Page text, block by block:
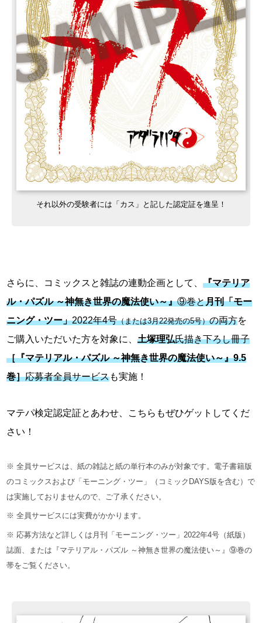
それ以外の受験者には「カス」と記した認定証を進呈！
さらに、コミックスと雑誌の連動企画として、『マテリア
ル・パズル ～神無き世界の魔法使い～』⑨巻と月刊「モー
ニング・ツー」2022年4号（または3月22発売の5号）の両方を
ご購入いただいた方を対象に、土塚理弘氏描き下ろし冊子
［『マテリアル・パズル ～神無き世界の魔法使い～』9.5
巻］応募者全員サービスも実施！
マテパ検定認定証とあわせ、こちらもぜひゲットしてくだ
さい！
※ 全員サービスは、紙の雑誌と紙の単行本のみが対象です。電子書籍版
のコミックスおよび「モーニング・ツー」（コミックDAYS版を含む）で
は実施しておりませんので、ご了承ください。
※ 全員サービスには実費がかかります。
※ 応募方法など詳しくは月刊「モーニング・ツー」2022年4号（紙版）
誌面、または『マテリアル・パズル ～神無き世界の魔法使い～』⑨巻の
帯をご覧ください。